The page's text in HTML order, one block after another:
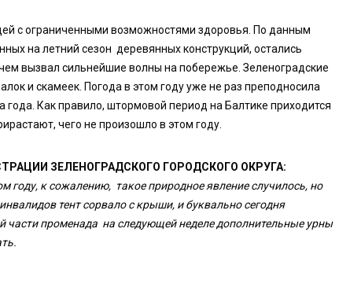
с ограниченными возможностями здоровья. По данным
на летний сезон деревянных конструкций, остались
вызвал сильнейшие волны на побережье. Зеленоградские
и скамеек. Погода в этом году уже не раз преподносила
Как правило, штормовой период на Балтике приходится
чего не произошло в этом году.
ЗЕЛЕНОГРАДСКОГО ГОРОДСКОГО ОКРУГА:
к сожалению, такое природное явление случилось, но
тент сорвало с крыши, и буквально сегодня
части променада на следующей неделе дополнительные урны